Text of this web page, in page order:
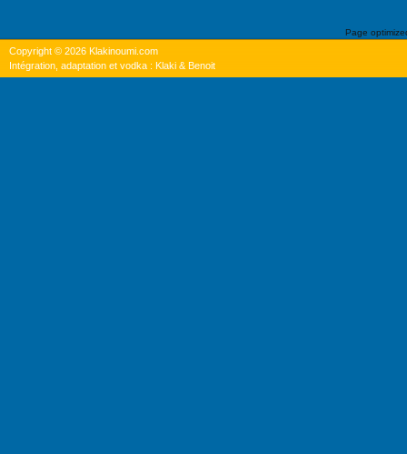
Page
Copyright © 2026 Klakinoumi.com
Intégration, adaptation et vodka : Klaki & Benoit